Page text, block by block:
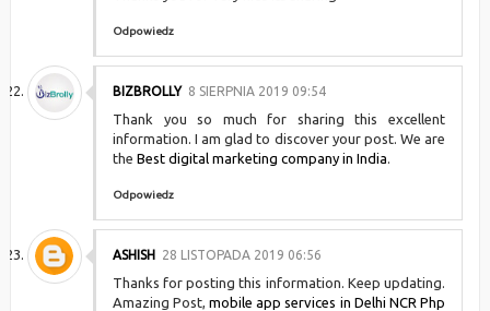
Odpowiedz
BIZBROLLY 8 SIERPNIA 2019 09:54
Thank you so much for sharing this excellent
information. I am glad to discover your post. We are
the Best digital marketing company in India.
Odpowiedz
ASHISH 28 LISTOPADA 2019 06:56
Thanks for posting this information. Keep updating.
Amazing Post, mobile app services in Delhi NCR Php